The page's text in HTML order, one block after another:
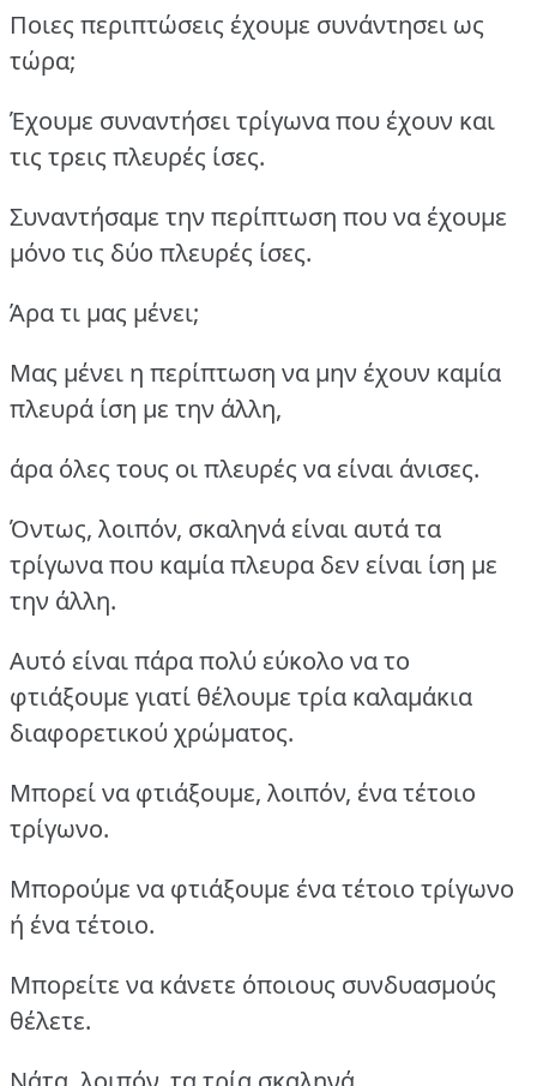
Ποιες περιπτώσεις έχουμε συνάντησει ως
τώρα;
Έχουμε συναντήσει τρίγωνα που έχουν και
τις τρεις πλευρές ίσες.
Συναντήσαμε την περίπτωση που να έχουμε
μόνο τις δύο πλευρές ίσες.
Άρα τι μας μένει;
Μας μένει η περίπτωση να μην έχουν καμία
πλευρά ίση με την άλλη,
άρα όλες τους οι πλευρές να είναι άνισες.
Όντως, λοιπόν, σκαληνά είναι αυτά τα
τρίγωνα που καμία πλευρα δεν είναι ίση με
την άλλη.
Αυτό είναι πάρα πολύ εύκολο να το
φτιάξουμε γιατί θέλουμε τρία καλαμάκια
διαφορετικού χρώματος.
Μπορεί να φτιάξουμε, λοιπόν, ένα τέτοιο
τρίγωνο.
Μπορούμε να φτιάξουμε ένα τέτοιο τρίγωνο
ή ένα τέτοιο.
Μπορείτε να κάνετε όποιους συνδυασμούς
θέλετε.